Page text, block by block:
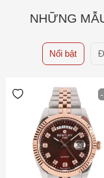
NHỮNG
Nổi bật